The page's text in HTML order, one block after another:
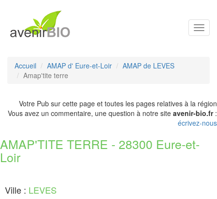
Accueil AMAP d' Eure-et-Loir
AMAP de LEVES
Amap'tite terre
Votre Pub sur cette page et toutes les pages relatives à la région
Vous avez un commentaire, une question à notre site avenir-bio.fr:
écrivez-nous
AMAP'TITE TERRE - 28300 Eure-et-
Loir
Ville : LEVES